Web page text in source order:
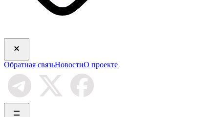
Обратная связьНовостиО проекте